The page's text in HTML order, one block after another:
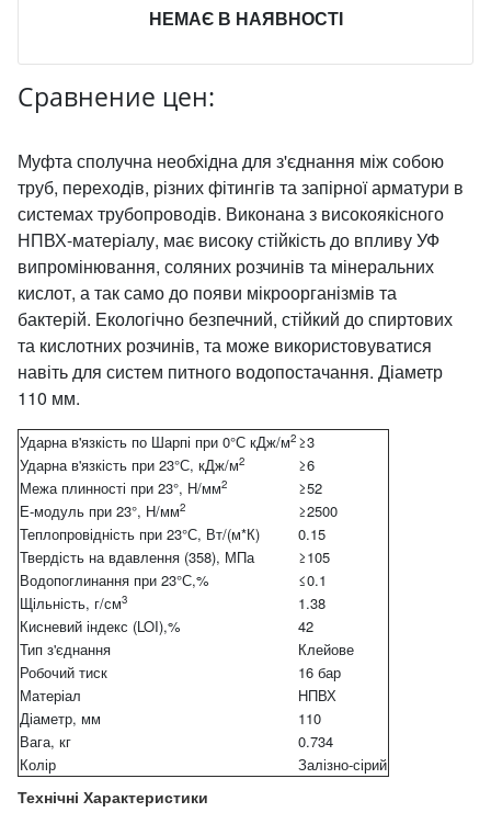
НЕМАЄ В НАЯВНОСТІ
Сравнение цен:
Муфта сполучна необхідна для з'єднання між собою
труб, переходів, різних фітингів та запірної арматури в
системах трубопроводів. Виконана з високоякісного
НПВХ-матеріалу, має високу стійкість до впливу УФ
випромінювання, соляних розчинів та мінеральних
кислот, а так само до появи мікроорганізмів та
бактерій. Екологічно безпечний, стійкий до спиртових
та кислотних розчинів, та може використовуватися
навіть для систем питного водопостачання. Діаметр
110 мм.
Технічні Характеристики
Ударна в'язкість по Шарпі при 0°С кДж/м2 ≥3
Ударна в'язкість при 23°С, кДж/м2
≥6
Межа плинності при 23°, Н/мм2
≥52
Е-модуль при 23°, Н/мм2
≥2500
Теплопровідність при 23°С, Вт/(м*К)
0.15
Твердість на вдавлення (358), МПа
≥105
Водопоглинання при 23°С,%
≤0.1
Щільність, г/см3
1.38
Кисневий індекс (LOI),%
42
Тип з'єднання
Клейове
Робочий тиск
16 бар
Матеріал
НПВХ
Діаметр, мм
110
Вага, кг
0.734
Колір
Залізно-сірий